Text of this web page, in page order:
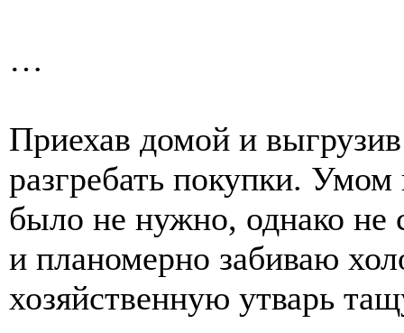
…
Приехав домой и
разгребать покупки.
было не нужно, однако не
и планомерно забиваю
хозяйственную утварь